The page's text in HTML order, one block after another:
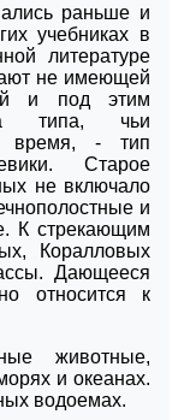
раньше и
учебниках в
литературе
не имеющей
и под этим
типа, чьи
время, - тип
Старое
не включало
и
К стрекающим
Коралловых
Дающееся
относится к
животные,
и океанах.
водоемах.